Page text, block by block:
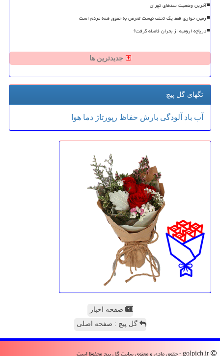
آخرین وضعیت سدهای تهران
زمین خواری فقط یک تخلف نیست تعرض به حقوق همه مردم است
دریاچه ارومیه از بحران فاصله گرفت؟
جدیدترین ها
تگهای گل پیچ
آب باد آلودگی بارش حفاظ رپورتاژ دما هوا
صفحه اخبار
گل پیچ : صفحه اصلی